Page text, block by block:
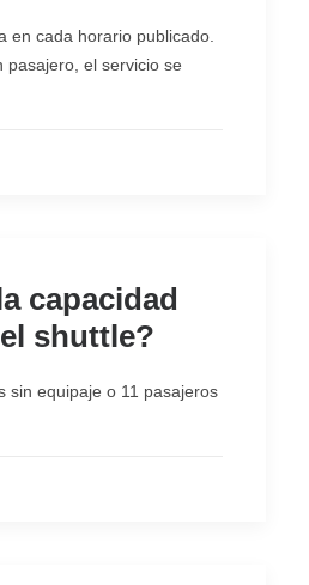
en cada horario publicado.
pasajero, el servicio se
capacidad
shuttle?
sin equipaje o 11 pasajeros